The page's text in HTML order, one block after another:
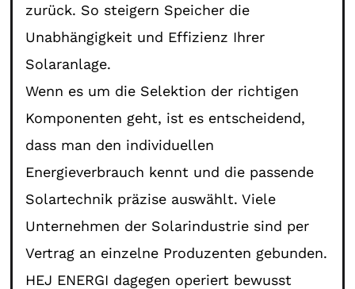
zurück. So steigern Speicher die
Unabhängigkeit und Effizienz Ihrer
Solaranlage.
Wenn es um die Selektion der richtigen
Komponenten geht, ist es entscheidend,
dass man den individuellen
Energieverbrauch kennt und die passende
Solartechnik präzise auswählt. Viele
Unternehmen der Solarindustrie sind per
Vertrag an einzelne Produzenten gebunden.
HEJ ENERGI dagegen operiert bewusst